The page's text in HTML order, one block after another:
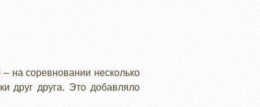
на соревновании несколько
друг друга. Это добавляло